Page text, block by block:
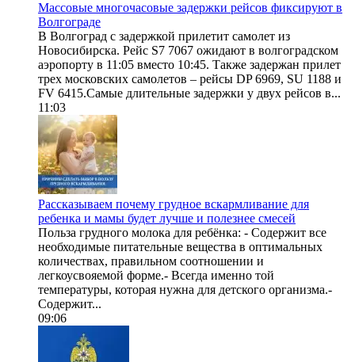
Массовые многочасовые задержки рейсов фиксируют в
Волгограде
В Волгоград с задержкой прилетит самолет из
Новосибирска. Рейс S7 7067 ожидают в волгоградском
аэропорту в 11:05 вместо 10:45. Также задержан прилет
трех московских самолетов – рейсы DP 6969, SU 1188 и
FV 6415.Самые длительные задержки у двух рейсов в...
11:03
Рассказываем почему грудное вскармливание для
ребенка и мамы будет лучше и полезнее смесей
Польза грудного молока для ребёнка: - Содержит все
необходимые питательные вещества в оптимальных
количествах, правильном соотношении и
легкоусвояемой форме.- Всегда именно той
температуры, которая нужна для детского организма.-
Содержит...
09:06